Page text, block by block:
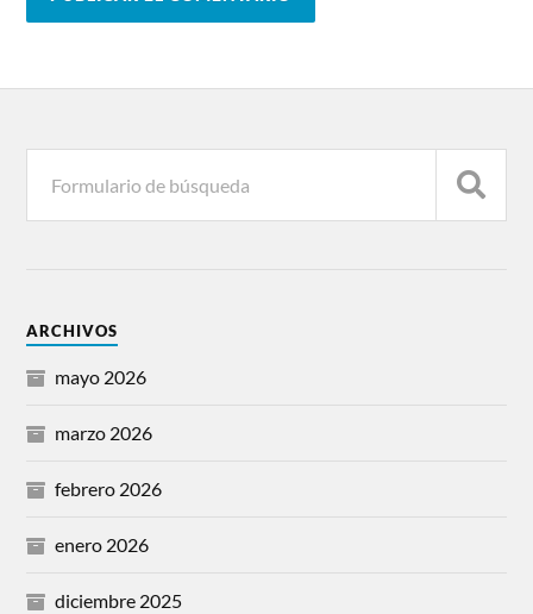
ARCHIVOS
mayo 2026
marzo 2026
febrero 2026
enero 2026
diciembre 2025